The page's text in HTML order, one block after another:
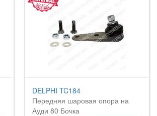
DELPHI TC184
Передняя шаровая опора на
Ауди 80 Бочка